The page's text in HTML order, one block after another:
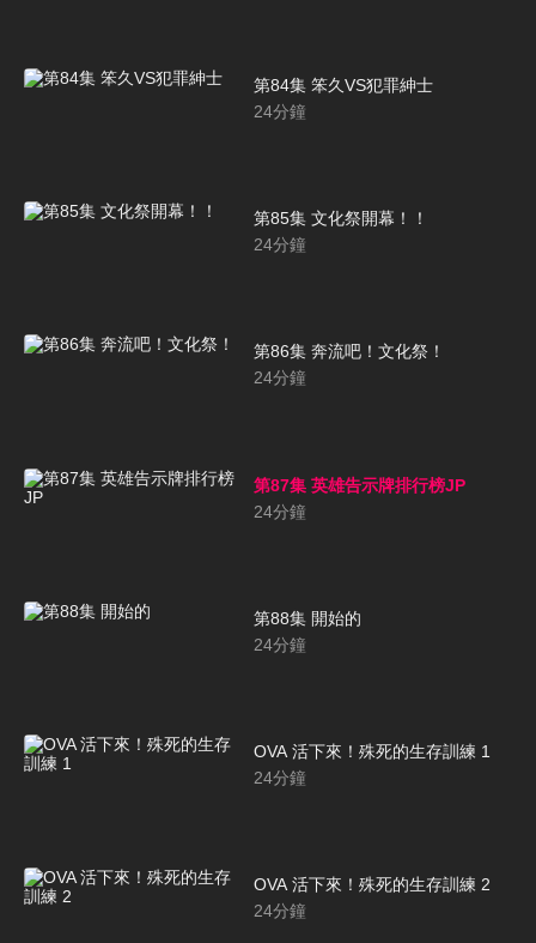
第84集 笨久VS犯罪紳士
24分鐘
第85集 文化祭開幕！！
24分鐘
第86集 奔流吧！文化祭！
24分鐘
第87集 英雄告示牌排行榜JP
24分鐘
第88集 開始的
24分鐘
OVA 活下來！殊死的生存訓練 1
24分鐘
OVA 活下來！殊死的生存訓練 2
24分鐘